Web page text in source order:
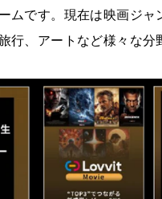
ムです。現在は映画ジ
行、アートなど様々な分